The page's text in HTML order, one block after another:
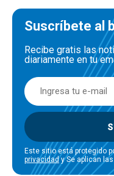
Suscríbete al
Recibe gratis las
diariamente en tu
Este sitio está protegido
privacidady Se aplican las